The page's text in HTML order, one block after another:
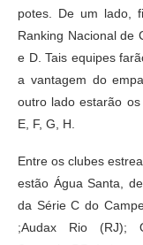
potes. De um lado,
Ranking Nacional de
e D. Tais equipes
a vantagem do
outro lado estarão
E, F, G, H.
Entre os clubes
estão Água Santa,
da Série C do
;Audax Rio (RJ);